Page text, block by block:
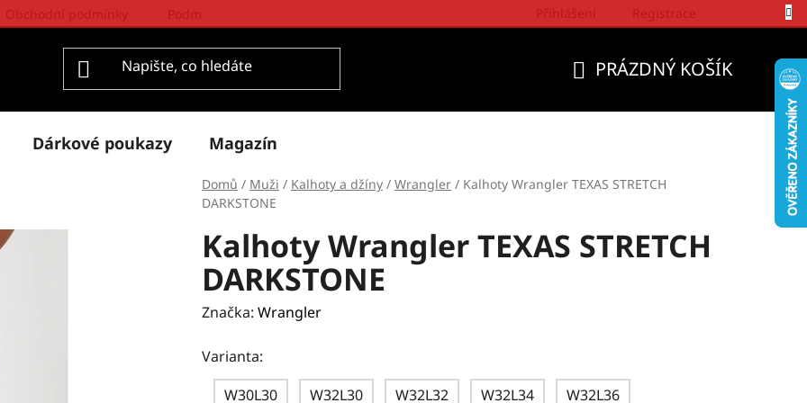
PRÁZDNÝ KOŠÍK
Dárkové poukazy Magazín
Domů / Muži / Kalhoty a džíny / Wrangler / Kalhoty Wrangler TEXAS STRETCH
DARKSTONE
Kalhoty Wrangler TEXAS STRETCH
DARKSTONE
Značka: Wrangler
Varianta:
W30L30
W32L30 W32L32 W32L34 W32L36